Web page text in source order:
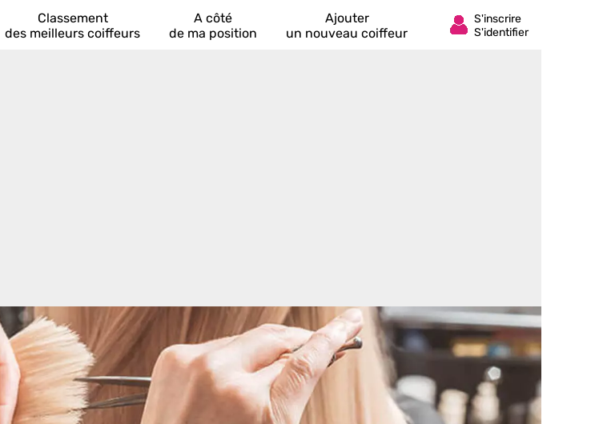
Classement
des meilleurs coiffeurs
A côté
de ma position
Ajouter
un nouveau coiffeur